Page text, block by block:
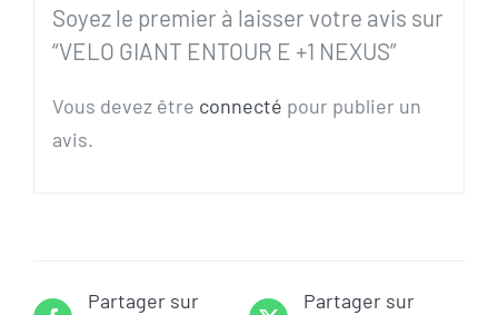
Soyez le premier à laisser votre avis sur
“VELO GIANT ENTOUR E +1 NEXUS”
Vous devez être connecté pour publier un
avis.
Partager sur
Partager sur